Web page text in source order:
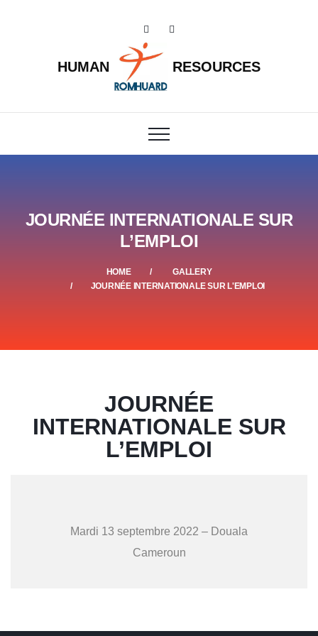
HUMAN RESOURCES
JOURNÉE INTERNATIONALE SUR
L’EMPLOI
HOME
GALLERY
JOURNÉE INTERNATIONALE SUR L'EMPLOI
JOURNÉE
INTERNATIONALE SUR
L’EMPLOI
Mardi 13 septembre 2022 – Douala
Cameroun